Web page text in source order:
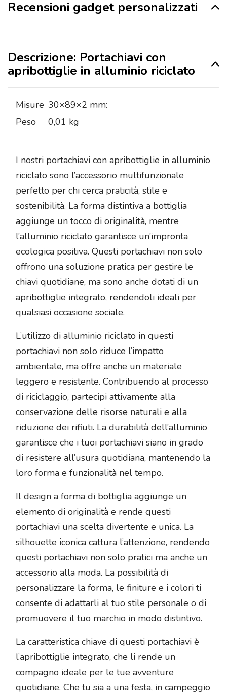
Recensioni gadget personalizzati
Descrizione: Portachiavi con
apribottiglie in alluminio riciclato
Misure 30×89×2 mm:
Peso
0,01 kg
I nostri portachiavi con apribottiglie in alluminio
riciclato sono l’accessorio multifunzionale
perfetto per chi cerca praticità, stile e
sostenibilità. La forma distintiva a bottiglia
aggiunge un tocco di originalità, mentre
l’alluminio riciclato garantisce un’impronta
ecologica positiva. Questi portachiavi non solo
offrono una soluzione pratica per gestire le
chiavi quotidiane, ma sono anche dotati di un
apribottiglie integrato, rendendoli ideali per
qualsiasi occasione sociale.
L’utilizzo di alluminio riciclato in questi
portachiavi non solo riduce l’impatto
ambientale, ma offre anche un materiale
leggero e resistente. Contribuendo al processo
di riciclaggio, partecipi attivamente alla
conservazione delle risorse naturali e alla
riduzione dei rifiuti. La durabilità dell’alluminio
garantisce che i tuoi portachiavi siano in grado
di resistere all’usura quotidiana, mantenendo la
loro forma e funzionalità nel tempo.
Il design a forma di bottiglia aggiunge un
elemento di originalità e rende questi
portachiavi una scelta divertente e unica. La
silhouette iconica cattura l’attenzione, rendendo
questi portachiavi non solo pratici ma anche un
accessorio alla moda. La possibilità di
personalizzare la forma, le finiture e i colori ti
consente di adattarli al tuo stile personale o di
promuovere il tuo marchio in modo distintivo.
La caratteristica chiave di questi portachiavi è
l’apribottiglie integrato, che li rende un
compagno ideale per le tue avventure
quotidiane. Che tu sia a una festa, in campeggio